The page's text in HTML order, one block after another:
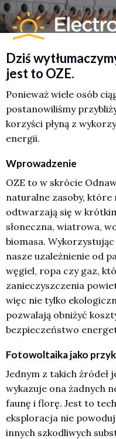
Skip
to
content
Dziś
jest to OZE.
Ponieważ wiele osób
postanowiliśmy
korzyści płyną z
energii.
Wprowadzenie
OZE to w skrócie
naturalne zasoby, które
odtwarzają się w
słoneczna, wiatrowa,
biomasa.
nasze uzależnienie od
węgiel, ropa czy gaz,
zanieczyszczenia
więc nie tylko
pozwalają obniżyć
bezpieczeństwo
Fotowoltaika jako
Jednym z takich źródeł
wykazuje ona żadnych
faunę i florę. Jest to
eksploracja nie
innych szkodliwych